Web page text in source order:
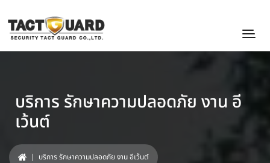
บริการ รักษาความปลอดภัย งาน อี
เว้นต์
| บริการ รักษาความปลอดภัย งาน อีเว้นต์